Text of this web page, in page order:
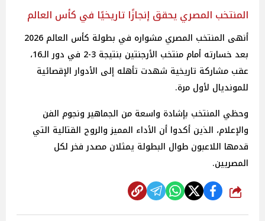
المنتخب المصري يحقق إنجازًا تاريخيًا في كأس العالم
أنهى المنتخب المصري مشواره في بطولة كأس العالم 2026
بعد خسارته أمام منتخب الأرجنتين بنتيجة 3-2 في دور الـ16،
عقب مشاركة تاريخية شهدت تأهله إلى الأدوار الإقصائية
للمونديال لأول مرة.
وحظي المنتخب بإشادة واسعة من الجماهير ونجوم الفن
والإعلام، الذين أكدوا أن الأداء المميز والروح القتالية التي
قدمها اللاعبون طوال البطولة يمثلان مصدر فخر لكل
المصريين.
شارك